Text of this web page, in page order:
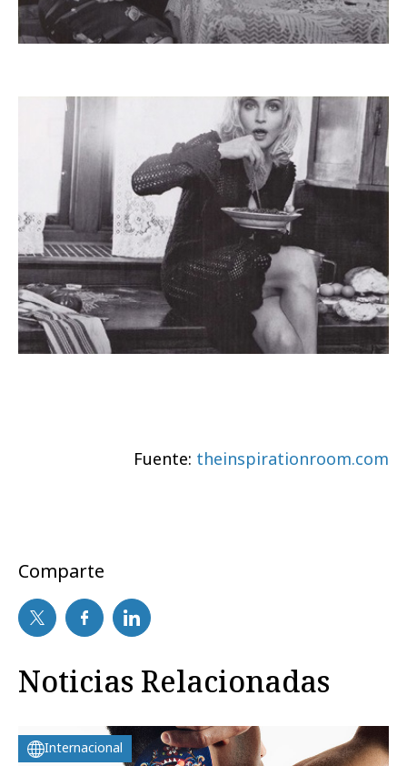
Fuente: theinspirationroom.com
Comparte
Noticias Relacionadas
Internacional